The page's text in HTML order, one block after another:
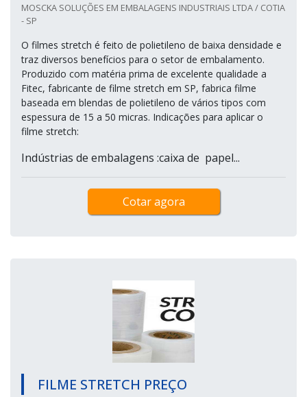
MOSCKA SOLUÇÕES EM EMBALAGENS INDUSTRIAIS LTDA / COTIA
- SP
O filmes stretch é feito de polietileno de baixa densidade e
traz diversos benefícios para o setor de embalamento.
Produzido com matéria prima de excelente qualidade a
Fitec, fabricante de filme stretch em SP, fabrica filme
baseada em blendas de polietileno de vários tipos com
espessura de 15 a 50 micras. Indicações para aplicar o
filme stretch:
Indústrias de embalagens :caixa de papel...
Cotar agora
FILME STRETCH PREÇO